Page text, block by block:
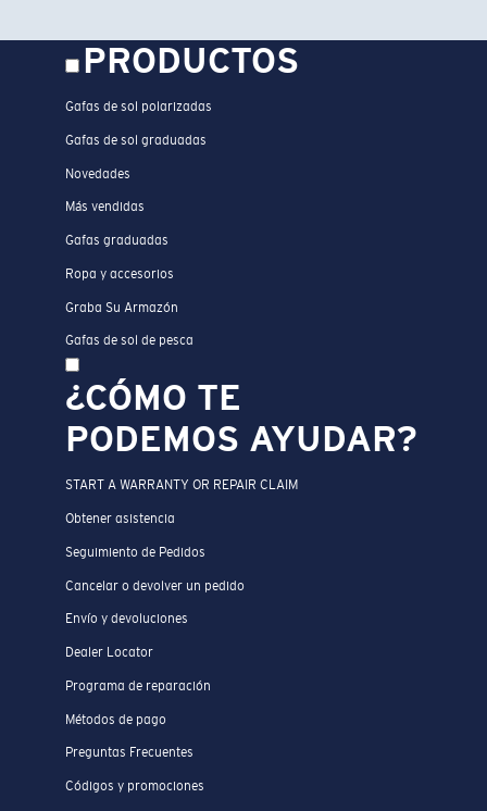
PRODUCTOS
Gafas de sol polarizadas
Gafas de sol graduadas
Novedades
Más vendidas
Gafas graduadas
Ropa y accesorios
Graba Su Armazón
Gafas de sol de pesca
¿CÓMO TE
PODEMOS AYUDAR?
START A WARRANTY OR REPAIR CLAIM
Obtener asistencia
Seguimiento de Pedidos
Cancelar o devolver un pedido
Envío y devoluciones
Dealer Locator
Programa de reparación
Métodos de pago
Preguntas Frecuentes
Códigos y promociones